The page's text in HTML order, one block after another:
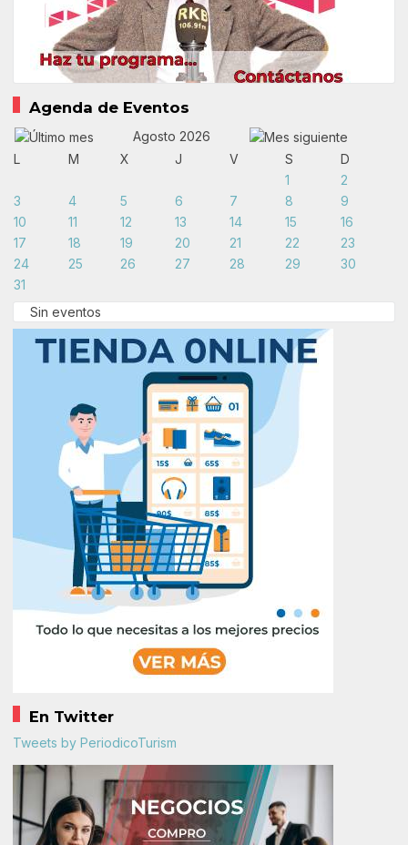
Agenda de Eventos
Agosto 2026
L
M X J V S
D
1
2
3
4 5 6 7 8
9
10
11 12 13 14 15
16
17
18 19 20 21 22
23
24
25 26 27 28 29
30
31
Sin eventos
En Twitter
Tweets by PeriodicoTurism